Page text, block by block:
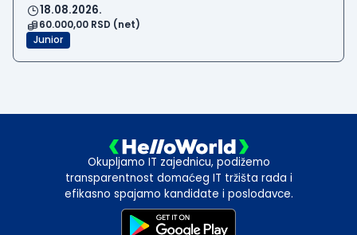
18.08.2026.
60.000,00 RSD (net)
Junior
Okupljamo IT zajednicu, podižemo
transparentnost domaćeg IT tržišta rada i
efikasno spajamo kandidate i poslodavce.